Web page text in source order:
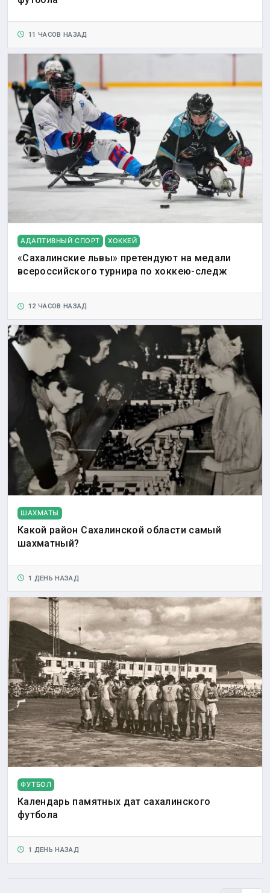
11 ЧАСОВ НАЗАД
АДАПТИВНЫЙ СПОРТ ХОККЕЙ
«Сахалинские львы» претендуют на медали
всероссийского турнира по хоккею-следж
12 ЧАСОВ НАЗАД
ШАХМАТЫ
Какой район Сахалинской области самый
шахматный?
1 ДЕНЬ НАЗАД
ФУТБОЛ
Календарь памятных дат сахалинского
футбола
1 ДЕНЬ НАЗАД